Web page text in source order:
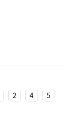
2 4 5